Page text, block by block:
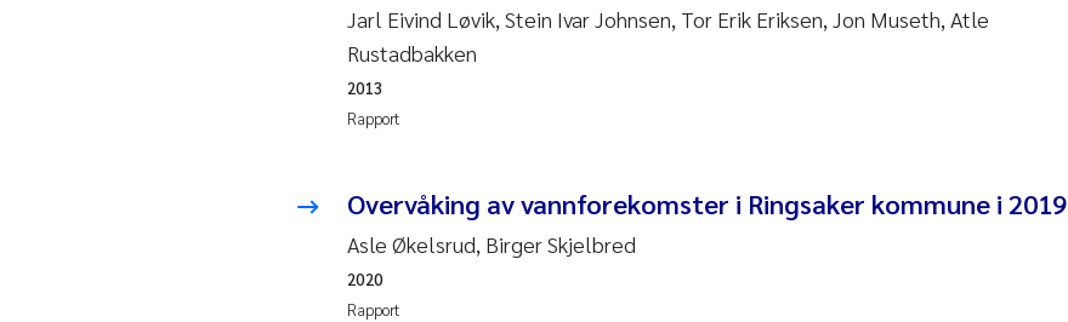
Odd Arne Segtnan Skogan
Jarl Eivind Løvik, Stein Ivar Johnsen, Tor Erik Eriksen, Jon Museth, Atle
Rustadbakken
Rapport
2013
Overvåking av vannforekomster i Ringsaker kommune i 2019
Asle Økelsrud, Birger Skjelbred
Rapport
2020